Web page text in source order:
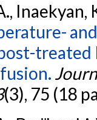
Inaekyan,
treated
(3), 75 (18